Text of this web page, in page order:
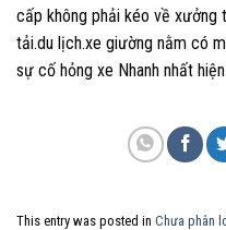
cấp không phải kéo về xưởng
tải.du lịch.xe giường nằm có
sự cố hỏng xe Nhanh nhất
This entry was posted in Chưa phân